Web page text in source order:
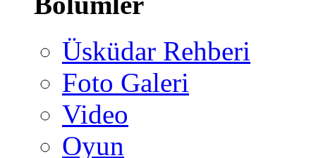
Üsküdar Rehberi
Foto Galeri
Video
Oyun